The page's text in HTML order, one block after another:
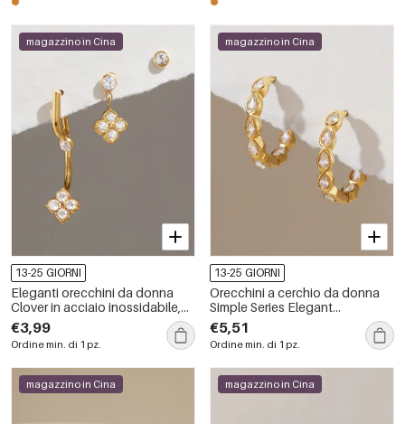
magazzino in Cina
13-25 GIORNI
Eleganti orecchini da donna
Clover in acciaio inossidabile,
impermeabili, color oro, con
zirconi.
€3,99
Ordine min. di 1 pz.
magazzino in Cina
13-25 GIORNI
Orecchini a cerchio da donna
Simple Series Elegant
Patchwork Circle in acciaio
inossidabile impermeabile.
€5,51
Ordine min. di 1 pz.
magazzino in Cina magazzino in Cina